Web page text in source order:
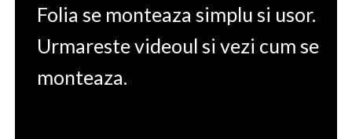
Folia se monteaza simplu si usor.
Urmareste videoul si vezi cum se
monteaza.